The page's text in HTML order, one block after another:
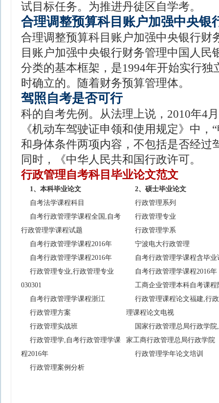
试目标任务。为推进丹徒区自学考。
合理调整预算科目账户加强中央银
合理调整预算科目账户加强中央银行财
目账户加强中央银行财务管理中国人民
分类的基本框架，是1994年开始实行独
时确立的。随着财务预算管理体。
驾照自考是否可行
科的自考先例。从法理上说，2010年4
《机动车驾驶证申领和使用规定》中，
和身体条件两项内容，不包括是否经过
同时，《中华人民共和国行政许可。
行政管理自考科目毕业论文范文
1、本科毕业论文
自考法学课程科目
自考行政管理学课程全国,自考
行政管理学课程试题
自考行政管理学课程2016年
自考行政管理学课程2016年
行政管理专业,行政管理专业
030301
自考行政管理学课程浙江
行政管理方案
行政管理实战班
行政管理学,自考行政管理学课
程2016年
行政管理案例分析
2、硕士毕业论文
行政管理系列
行政管理专业
行政管理学系
宁波电大行政管理
自考行政管理学课程含毕业
自考行政管理学课程2016年
工商企业管理本科自考课程
行政管理课程论文福建,行
理课程论文电视
国家行政管理总局行政学院
家工商行政管理总局行政学院
行政管理学年论文培训